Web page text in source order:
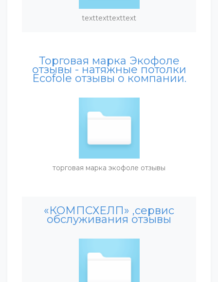
texttexttexttext
Торговая марка Экофоле
отзывы - натяжные потолки
Ecofole отзывы о компании.
торговая марка экофоле отзывы
«КОМПСХЕЛП» ,сервис
обслуживания отзывы